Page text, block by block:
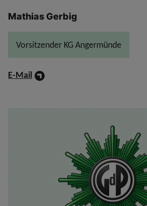
Mathias Gerbig
Vorsitzender KG Angermünde
E-Mail